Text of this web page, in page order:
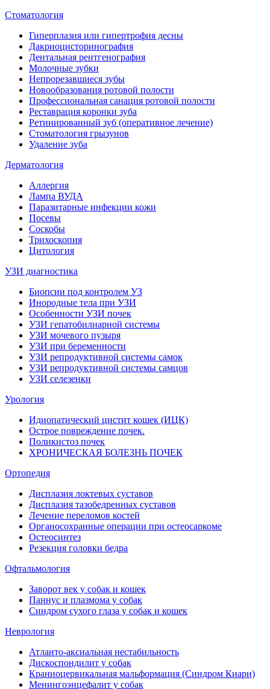
Стоматология
Гиперплазия или гипертрофия десны
Дакриоцисторинография
Дентальная рентгенография
Молочные зубки
Непрорезавшиеся зубы
Новообразования ротовой полости
Профессиональная санация ротовой полости
Реставрация коронки зуба
Ретинированный зуб (оперативное лечение)
Стоматология грызунов
Удаление зуба
Дерматология
Аллергия
Лампа ВУДА
Паразитарные инфекции кожи
Посевы
Соскобы
Трихоскопия
Цитология
УЗИ диагностика
Биопсии под контролем УЗ
Инородные тела при УЗИ
Особенности УЗИ почек
УЗИ гепатобилиарной системы
УЗИ мочевого пузыря
УЗИ при беременности
УЗИ репродуктивной системы самок
УЗИ репродуктивной системы самцов
УЗИ селезенки
Урология
Идиопатический цистит кошек (ИЦК)
Острое повреждение почек.
Поликистоз почек
ХРОНИЧЕСКАЯ БОЛЕЗНЬ ПОЧЕК
Ортопедия
Дисплазия локтевых суставов
Дисплазия тазобедренных суставов
Лечение переломов костей
Органосохранные операции при остеосаркоме
Остеосинтез
Резекция головки бедра
Офтальмология
Заворот век у собак и кошек
Паннус и плазмома у собак
Синдром сухого глаза у собак и кошек
Неврология
Атланто-аксиальная нестабильность
Дискоспондилит у собак
Краниоцервикальная мальформация (Синдром Киари)
Менингоэнцефалит у собак